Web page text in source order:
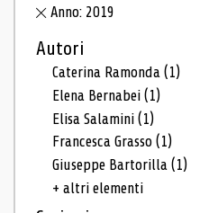
Anno: 2019
Autori
Caterina Ramonda(1)
Elena Bernabei(1)
Elisa Salamini(1)
Francesca Grasso(1)
Giuseppe Bartorilla(1)
+ altri elementi